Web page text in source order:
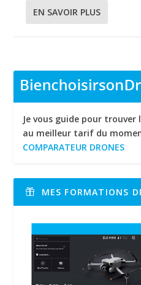
EN SAVOIR PLUS
Je vous guide pour
au meilleur tarif du
COMPARATEUR DRONES
MES FORMATIONS